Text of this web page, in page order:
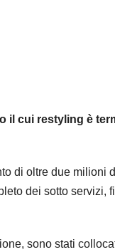
il cui restyling è
di oltre due milioni
dei sotto
sono stati